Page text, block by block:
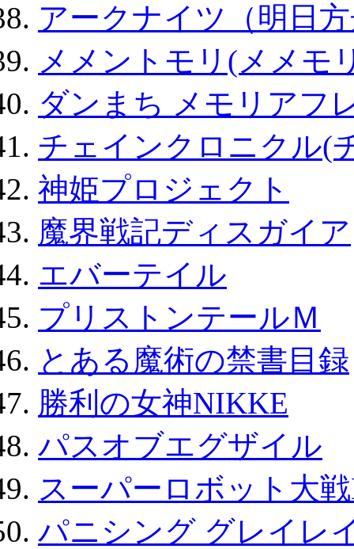
アークナイツ（明日
メメントモリ(メメモ
ダンまち メモリアフ
チェインクロニクル(
神姫プロジェクト
魔界戦記ディスガイア
エバーテイル
プリストンテールＭ
とある魔術の禁書目録
勝利の女神NIKKE
パスオブエグザイル
スーパーロボット大
パニシング グレイレ